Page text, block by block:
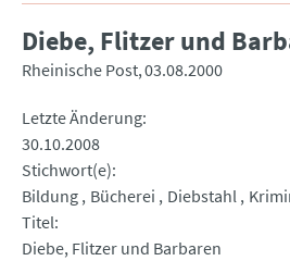
Diebe, Flitzer und
Rheinische Post 03.08.2000
Letzte Änderung
30.10.2008
Stichwort(e)
Bildung Bücherei Diebstahl
Titel
Diebe, Flitzer und Barbaren